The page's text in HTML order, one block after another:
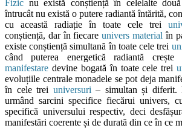
Fizic nu există conștiență în celelalte două
întrucât nu există o putere radiantă întărită,
cu această radiație în toate cele trei
conștiență, dar în fiecareunivers material în
existe conștiență simultană în toate cele trei
când puterea energetică radiantă
manifestare devine bogată în toate cele trei
evoluțiile centrale monadele se pot deja
în cele trei universuri – simultan și diferit.
urmând sarcini specifice fiecărui univers,
specifică universului respectiv, deci
manifestări coerente și de durată din ce în ce